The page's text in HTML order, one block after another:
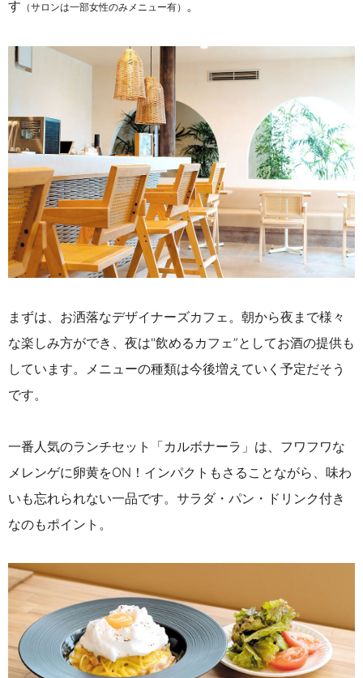
す （サロンは一部女性のみメニュー有） 。
まずは、お洒落なデザイナーズカフェ。朝から夜まで様々
な楽しみ方ができ、夜は"飲めるカフェ”としてお酒の提供も
しています。メニューの種類は今後増えていく予定だそう
です。
一番人気のランチセット「カルボナーラ」は、フワフワな
メレンゲに卵黄をON！インパクトもさることながら、味わ
いも忘れられない一品です。サラダ・パン・ドリンク付き
なのもポイント。